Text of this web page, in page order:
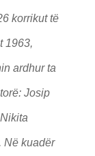
korrikut të
1963,
ardhur ta
Josip
Në kuadër